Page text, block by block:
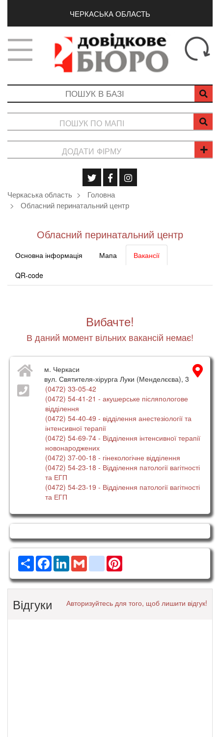
ЧЕРКАСЬКА ОБЛАСТЬ
ПОШУК ПО МАПІ
ДОДАТИ ФІРМУ
Черкаська область
Головна
Обласний перинатальний центр
Обласний перинатальний центр
Основна інформація Мапа Вакансії
QR-code
Вибачте!
В даний момент вільних вакансій немає!
м. Черкаси
вул. Святителя-хірурга Луки (Менделєєва), 3
(0472) 33-05-42
(0472) 54-41-21 - акушерське післяпологове
відділення
(0472) 54-40-49 - відділення анестезіології та
інтенсивної терапії
(0472) 54-69-74 - Відділення інтенсивної терапії
новонароджених
(0472) 37-00-18 - гінекологічне відділення
(0472) 54-23-18 - Відділення патології вагітності
та ЕГП
(0472) 54-23-19 - Відділення патології вагітності
та ЕГП
РесурсFacebook
LinkedInGmail google_bookmarks
Відгуки Авторизуйтесь для того, щоб лишити відгук!